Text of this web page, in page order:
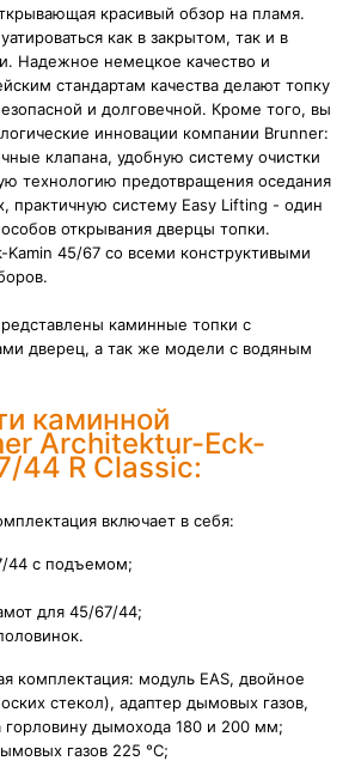
красивый обзор на пламя.
как в закрытом, так и в
Надежное немецкое качество и
стандартам качества делают топку
и долговечной. Кроме того, вы
инновации компании Brunner:
клапана, удобную систему очистки
технологию предотвращения оседания
практичную систему Easy Lifting - один
открывания дверцы топки.
Kamin 45/67 со всеми конструктивыми
каминные топки с
дверец, а так же модели с водяным
каминной
Architektur-Eck-
44 R Classic:
включает в себя:
44 с подъемом;
для 45/67/44;
комплектация: модуль EAS, двойное
стекол), адаптер дымовых газов,
горловину дымохода 180 и 200 мм;
газов 225 °С;